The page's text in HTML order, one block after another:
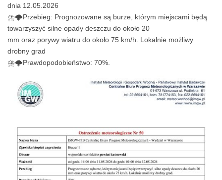
dnia 12.05.2026
⛈️🌩️Przebieg: Prognozowane są burze, którym miejscami będą
towarzyszyć silne opady deszczu do około 20
mm oraz porywy wiatru do około 75 km/h. Lokalnie możliwy
drobny grad
⛈️🌩️Prawdopodobieństwo: 70%.